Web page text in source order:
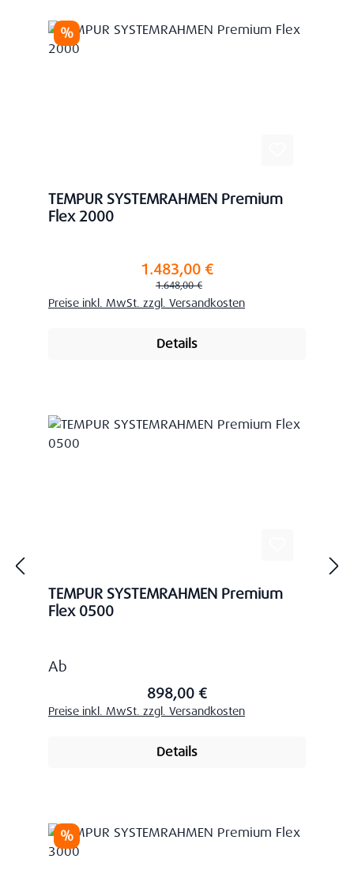
Rabatt
%
TEMPUR SYSTEMRAHMEN Premium
Flex 2000
Verkaufspreis:1.483,00 €
Regulärer Preis:
1.648,00 €
Preise inkl. MwSt. zzgl. Versandkosten
Details
TEMPUR SYSTEMRAHMEN Premium
Flex 0500
Regulärer Preis:
Ab
898,00 €
Preise inkl. MwSt. zzgl. Versandkosten
Details
Rabatt
%